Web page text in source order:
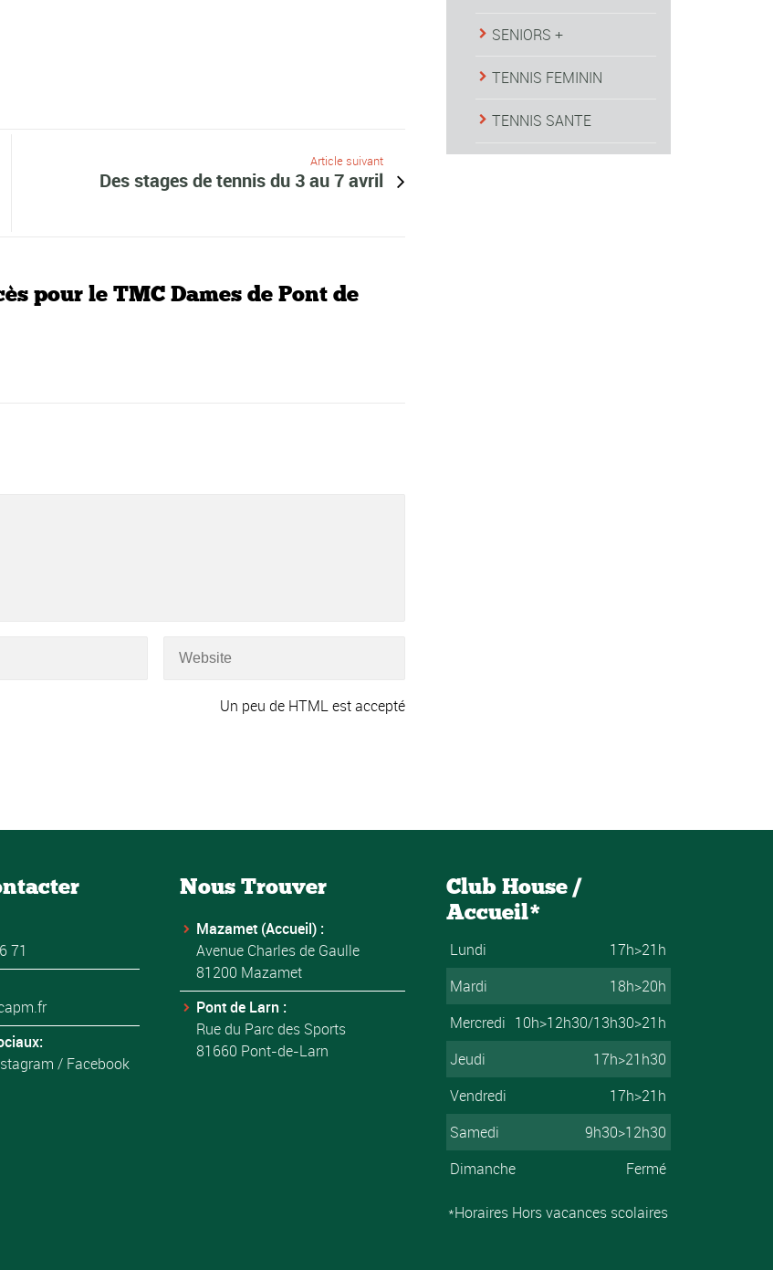
Article suivant
Des stages de tennis du 3 au 7 avril
pour le TMC Dames de Pont de
Un peu de HTML est accepté
SENIORS +
TENNIS FEMININ
TENNIS SANTE
71
/ Facebook
Nous Trouver
Mazamet (Accueil) :
Avenue Charles de Gaulle
81200 Mazamet
Pont de Larn :
Rue du Parc des Sports
81660 Pont-de-Larn
Club House /
Accueil*
Lundi
17h>21h
Mardi
18h>20h
Mercredi 10h>12h30/13h30>21h
Jeudi
17h>21h30
Vendredi
17h>21h
Samedi
9h30>12h30
Dimanche
Fermé
*Horaires Hors vacances scolaires